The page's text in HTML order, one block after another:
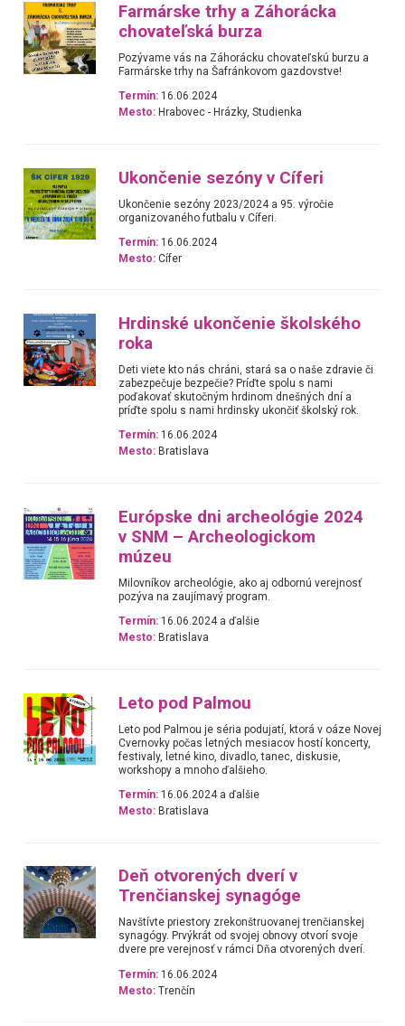
Farmárske trhy a Záhorácka
chovateľská burza
Pozývame vás na Záhorácku chovateľskú burzu a
Farmárske trhy na Šafránkovom gazdovstve!
Termín: 16.06.2024
Mesto: Hrabovec - Hrázky, Studienka
Ukončenie sezóny v Cíferi
Ukončenie sezóny 2023/2024 a 95. výročie
organizovaného futbalu v Cíferi.
Termín: 16.06.2024
Mesto: Cífer
Hrdinské ukončenie školského
roka
Deti viete kto nás chráni, stará sa o naše zdravie či
zabezpečuje bezpečie? Príďte spolu s nami
poďakovať skutočným hrdinom dnešných dní a
príďte spolu s nami hrdinsky ukončiť školský rok.
Termín: 16.06.2024
Mesto: Bratislava
Európske dni archeológie 2024
v SNM – Archeologickom
múzeu
Milovníkov archeológie, ako aj odbornú verejnosť
pozýva na zaujímavý program.
Termín: 16.06.2024 a ďalšie
Mesto: Bratislava
Leto pod Palmou
Leto pod Palmou je séria podujatí, ktorá v oáze Novej
Cvernovky počas letných mesiacov hostí koncerty,
festivaly, letné kino, divadlo, tanec, diskusie,
workshopy a mnoho ďalšieho.
Termín: 16.06.2024 a ďalšie
Mesto: Bratislava
Deň otvorených dverí v
Trenčianskej synagóge
Navštívte priestory zrekonštruovanej trenčianskej
synagógy. Prvýkrát od svojej obnovy otvorí svoje
dvere pre verejnosť v rámci Dňa otvorených dverí.
Termín: 16.06.2024
Mesto: Trenčín